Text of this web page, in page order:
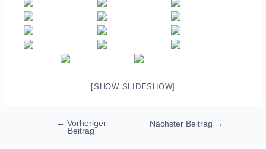
[SHOW SLIDESHOW]
Beitragsnavigation
← Vorheriger
Beitrag
Nächster Beitrag →